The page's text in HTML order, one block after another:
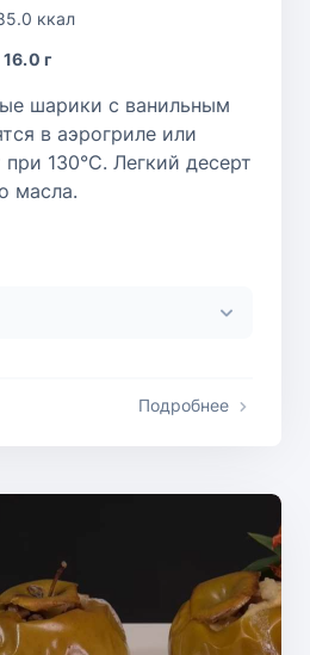
ккал
16.0 г
шарики с ванильным
в аэрогриле или
130°C. Легкий десерт
масла.
Подробнее